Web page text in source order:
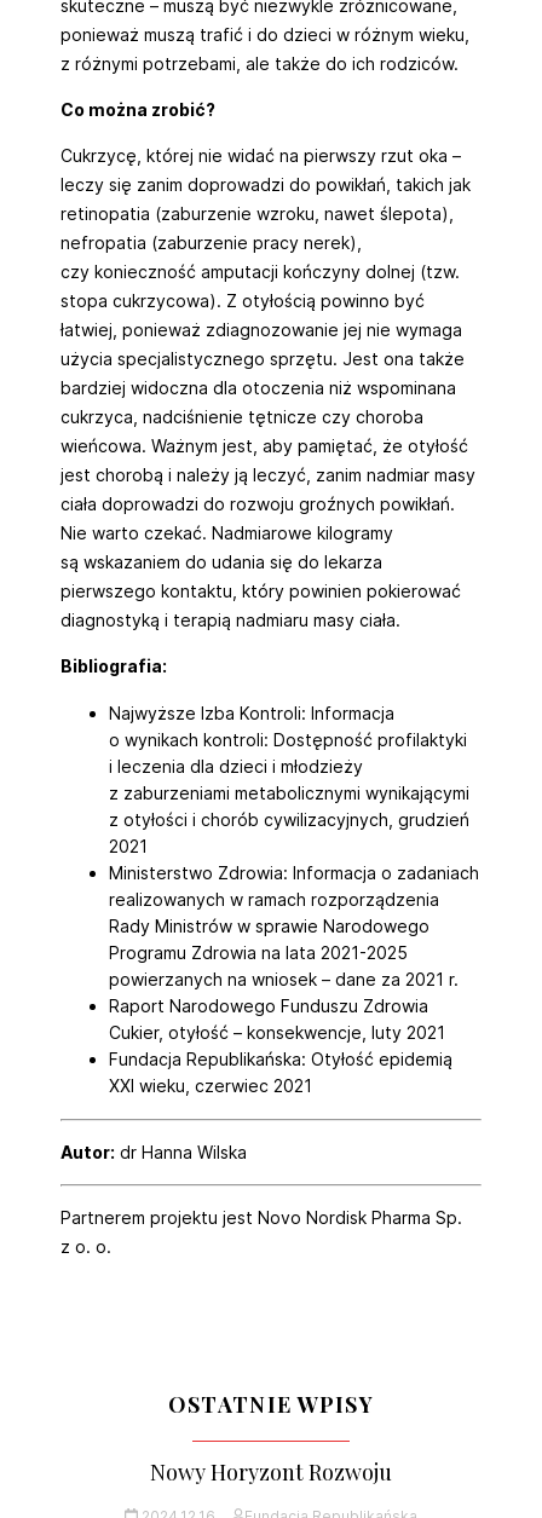
skuteczne – muszą być niezwykle zróżnicowane,
ponieważ muszą trafić i do dzieci w różnym wieku,
z różnymi potrzebami, ale także do ich rodziców.
Co można zrobić?
Cukrzycę, której nie widać na pierwszy rzut oka –
leczy się zanim doprowadzi do powikłań, takich jak
retinopatia (zaburzenie wzroku, nawet ślepota),
nefropatia (zaburzenie pracy nerek),
czy konieczność amputacji kończyny dolnej (tzw.
stopa cukrzycowa). Z otyłością powinno być
łatwiej, ponieważ zdiagnozowanie jej nie wymaga
użycia specjalistycznego sprzętu. Jest ona także
bardziej widoczna dla otoczenia niż wspominana
cukrzyca, nadciśnienie tętnicze czy choroba
wieńcowa. Ważnym jest, aby pamiętać, że otyłość
jest chorobą i należy ją leczyć, zanim nadmiar masy
ciała doprowadzi do rozwoju groźnych powikłań.
Nie warto czekać. Nadmiarowe kilogramy
są wskazaniem do udania się do lekarza
pierwszego kontaktu, który powinien pokierować
diagnostyką i terapią nadmiaru masy ciała.
Bibliografia:
Najwyższe Izba Kontroli: Informacja
o wynikach kontroli: Dostępność profilaktyki
i leczenia dla dzieci i młodzieży
z zaburzeniami metabolicznymi wynikającymi
z otyłości i chorób cywilizacyjnych, grudzień
2021
Ministerstwo Zdrowia: Informacja o zadaniach
realizowanych w ramach rozporządzenia
Rady Ministrów w sprawie Narodowego
Programu Zdrowia na lata 2021-2025
powierzanych na wniosek – dane za 2021 r.
Raport Narodowego Funduszu Zdrowia
Cukier, otyłość – konsekwencje, luty 2021
Fundacja Republikańska: Otyłość epidemią
XXI wieku, czerwiec 2021
Autor: dr Hanna Wilska
Partnerem projektu jest Novo Nordisk Pharma Sp.
z o. o.
OSTATNIE WPISY
Nowy Horyzont Rozwoju